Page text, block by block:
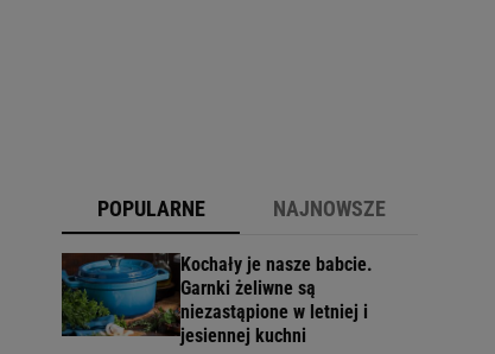
POPULARNE NAJNOWSZE
Kochały je nasze babcie.
Garnki żeliwne są
niezastąpione w letniej i
jesiennej kuchni